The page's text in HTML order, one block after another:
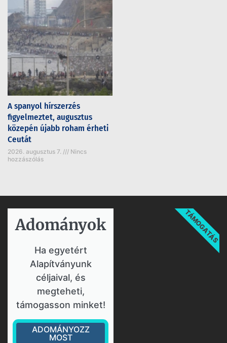
A spanyol hírszerzés
figyelmeztet, augusztus
közepén újabb roham érheti
Ceutát
2026. augusztus 7.
Nincs
hozzászólás
Adományok​
Ha egyetért
Alapítványunk
céljaival, és
megteheti,
támogasson minket!
ADOMÁNYOZZ
MOST
TÁMOGATÁS